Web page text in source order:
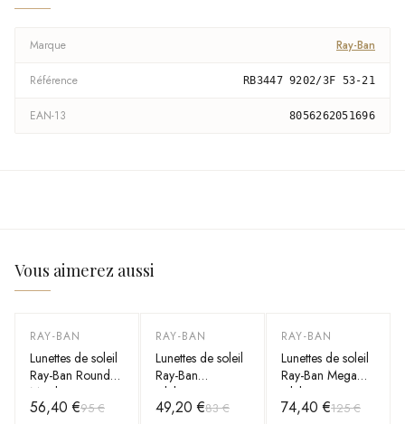
Marque Ray-Ban
Référence RB3447 9202/3F 53-21
EAN-13 8056262051696
Vous aimerez aussi
-41%
RAY-BAN
Lunettes de soleil
Ray-Ban Round
Metal RB3447
112/51 Rondes
56,40 €95 €
-41%
RAY-BAN
Lunettes de soleil
Ray-Ban
Clubmaster
RB3016 W0365
49,20 €83 €
-40%
RAY-BAN
Lunettes de soleil
Ray-Ban Mega
Clubmaster
RB0316S
74,40 €125 €